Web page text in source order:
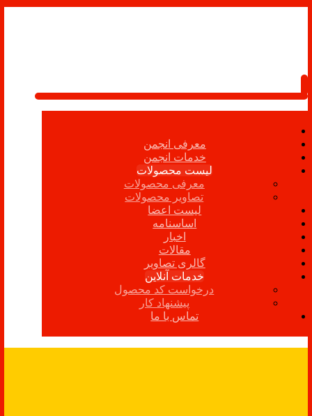
معرفی انجمن
خدمات انجمن
لیست محصولات
معرفی محصولات
تصاویر محصولات
لیست اعضا
اساسنامه
اخبار
مقالات
گالری تصاویر
خدمات آنلاین
درخواست کد محصول
پیشنهاد کار
تماس با ما